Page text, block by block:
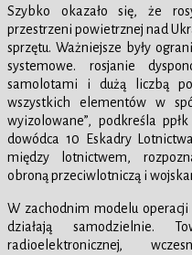
Szybko okazało się, że
przestrzeni powietrznej nad
sprzętu. Ważniejsze były
systemowe. rosjanie
samolotami i dużą liczbą
wszystkich elementów w
wyizolowane”, podkreśla
dowódca 10 Eskadry
między lotnictwem,
obroną przeciwlotniczą i
W zachodnim modelu
działają samodzielnie.
radioelektronicznej,